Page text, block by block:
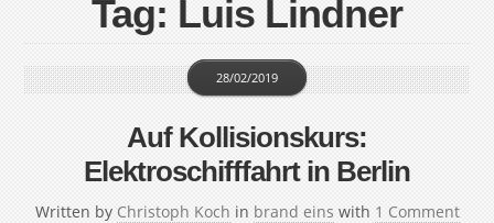
Tag: Luis Lindner
Auf Kollisionskurs:
Elektroschifffahrt in Berlin
Written by Christoph Koch
28/02/2019
in brand eins with 1 Comment